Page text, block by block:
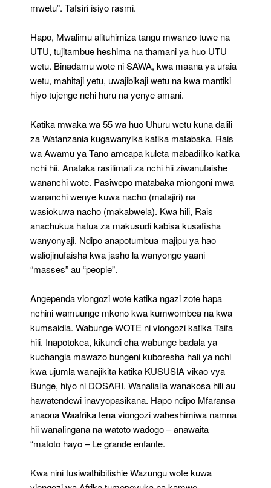
mwetu”. Tafsiri isiyo rasmi.
Hapo, Mwalimu alituhimiza tangu mwanzo tuwe na
UTU, tujitambue heshima na thamani ya huo UTU
wetu. Binadamu wote ni SAWA, kwa maana ya uraia
wetu, mahitaji yetu, uwajibikaji wetu na kwa mantiki
hiyo tujenge nchi huru na yenye amani.
Katika mwaka wa 55 wa huo Uhuru wetu kuna dalili
za Watanzania kugawanyika katika matabaka. Rais
wa Awamu ya Tano ameapa kuleta mabadiliko katika
nchi hii. Anataka rasilimali za nchi hii ziwanufaishe
wananchi wote. Pasiwepo matabaka miongoni mwa
wananchi wenye kuwa nacho (matajiri) na
wasiokuwa nacho (makabwela). Kwa hili, Rais
anachukua hatua za makusudi kabisa kusafisha
wanyonyaji. Ndipo anapotumbua majipu ya hao
waliojinufaisha kwa jasho la wanyonge yaani
“masses” au “people”.
Angependa viongozi wote katika ngazi zote hapa
nchini wamuunge mkono kwa kumwombea na kwa
kumsaidia. Wabunge WOTE ni viongozi katika Taifa
hili. Inapotokea, kikundi cha wabunge badala ya
kuchangia mawazo bungeni kuboresha hali ya nchi
kwa ujumla wanajikita katika KUSUSIA vikao vya
Bunge, hiyo ni DOSARI. Wanalialia wanakosa hili au
hawatendewi inavyopasikana. Hapo ndipo Mfaransa
anaona Waafrika tena viongozi waheshimiwa namna
hii wanalingana na watoto wadogo – anawaita
“matoto hayo – Le grande enfante.
Kwa nini tusiwathibitishie Wazungu wote kuwa